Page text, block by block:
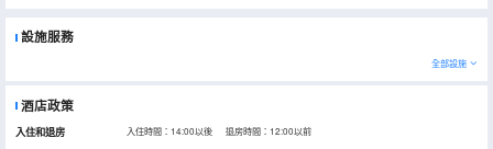
設施服務
全部設施
酒店政策
入住和退房 入住時間：14:00以後 退房時間：12:00以前